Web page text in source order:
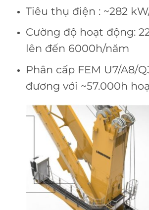
Tiêu thụ điện : ~282
Cường độ hoạt động:
lên đến 6000h/năm
Phân cấp FEM U7/A8/
đương với ~57.000h